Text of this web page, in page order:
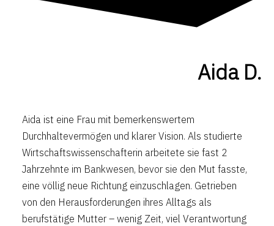
Aida D.
Aida ist eine Frau mit bemerkenswertem
Durchhaltevermögen und klarer Vision. Als studierte
Wirtschaftswissenschafterin arbeitete sie fast 2
Jahrzehnte im Bankwesen, bevor sie den Mut fasste,
eine völlig neue Richtung einzuschlagen. Getrieben
von den Herausforderungen ihres Alltags als
berufstätige Mutter – wenig Zeit, viel Verantwortung